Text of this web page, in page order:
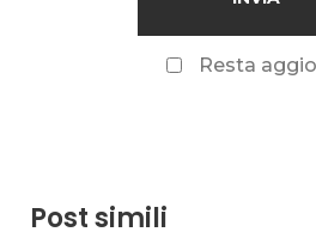
Resta
Post simili